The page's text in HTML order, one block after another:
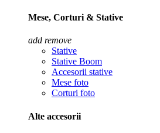
Mese, Corturi & Stative
add remove
Stative
Stative Boom
Accesorii stative
Mese foto
Corturi foto
Alte accesorii